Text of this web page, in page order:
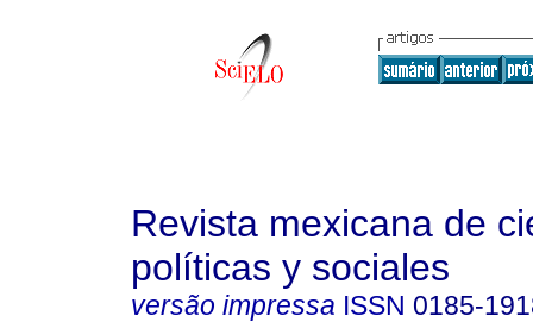
Revista mexicana de
políticas y sociales
versão impressa ISSN 0185-